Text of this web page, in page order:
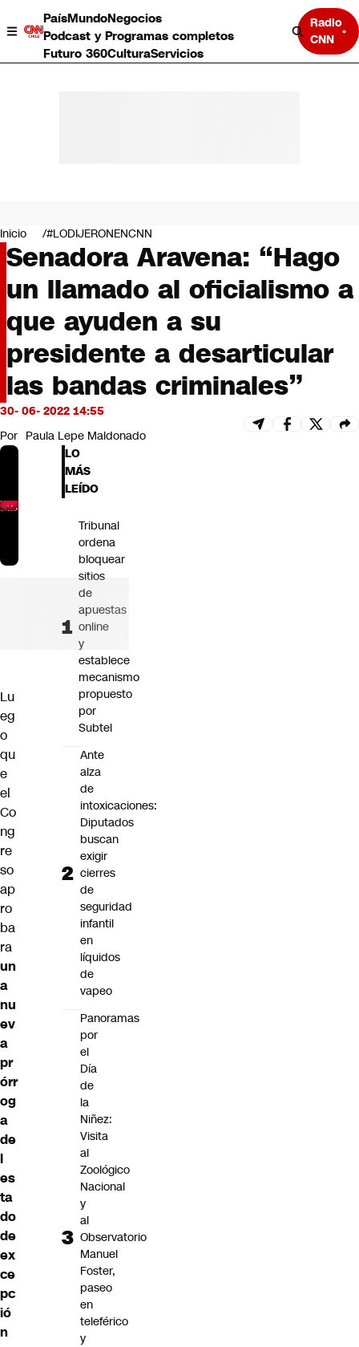
PaísMundoNegocios
Podcast y Programas completos
Futuro 360CulturaServicios
Radio
CNN
Negocios
Deportes
Programas completos
Cultura
Servicios
Bits
CNN Data
CNN tiempo
Futuro 360
Opinión
Inicio #LODIJERONENCNN
Senadora Aravena: “Hago
un llamado al oficialismo a
que ayuden a su
presidente a desarticular
las bandas criminales”
30- 06- 2022 14:55
Por Paula Lepe Maldonado
Lu
eg
o
qu
e
el
Co
ng
re
so
ap
ro
ba
ra
un
a
nu
ev
a
pr
órr
og
a
de
l
es
ta
do
de
ex
ce
pc
ió
n
LO
MÁS
LEÍDO
Tribunal
ordena
bloquear
sitios
de
apuestas
online
y
establece
mecanismo
propuesto
por
Subtel
Ante
alza
de
intoxicaciones:
Diputados
buscan
exigir
cierres
de
seguridad
infantil
en
líquidos
de
vapeo
Panoramas
por
el
Día
de
la
Niñez:
Visita
al
Zoológico
Nacional
y
al
Observatorio
Manuel
Foster,
paseo
en
teleférico
y